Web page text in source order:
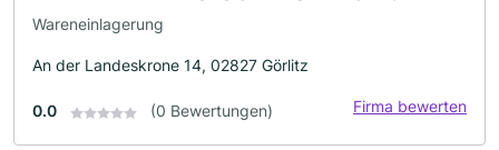
Wareneinlagerung
An der Landeskrone 14, 02827 Görlitz
0.0 (0 Bewertungen) Firma bewerten